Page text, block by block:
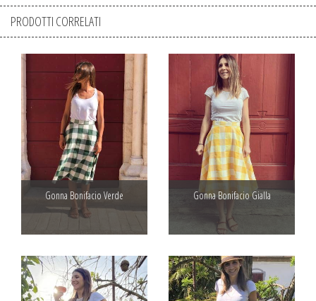
PRODOTTI CORRELATI
Gonna Bonifacio Verde Gonna Bonifacio Gialla